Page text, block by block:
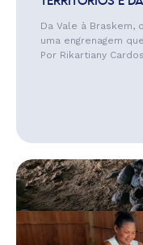
Da Vale à Braskem,
uma engrenagem
Por Rikartiany